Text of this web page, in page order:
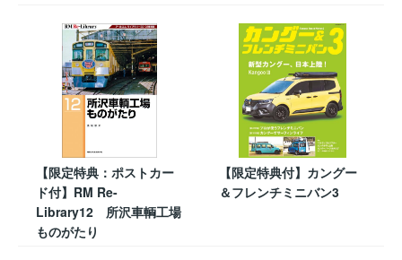
【限定特典：ポストカー
ド付】RM Re-
Library12 所沢車輌工場
ものがたり
【限定特典付】カングー
＆フレンチミニバン3